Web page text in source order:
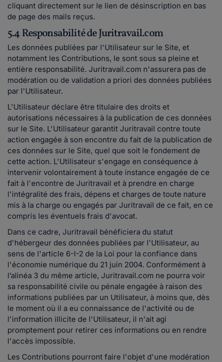
cliquant directement sur le lien de désinscription en bas
de page des mails reçus.
5.4 Responsabilité de Juritravail.com
Les données publiées par l'Utilisateur sur le Site, et
notamment les Contributions, le sont sous sa pleine et
entière responsabilité. Juritravail.com n'assurera pas de
modération ou de validation a priori des données publiées
par l'Utilisateur.
L'Utilisateur déclare être titulaire des droits et
autorisations nécessaires à la publication de ces données
sur le Site. L'Utilisateur garantit Juritravail contre toute
action engagée à son encontre du fait de la publication de
ces données sur le Site, quel que soit le fondement de
cette action. L'Utilisateur s'engage en conséquence à
intervenir volontairement à toute instance engagée de ce
fait à l'encontre de Juritravail et à prendre en charge
l'intégralité des frais, dépens et charges de toute nature
mis à la charge ou engagés par Juritravail de ce fait, en ce
compris les éventuels frais d'avocat.
Dans ce cadre, Juritravail bénéficiera du statut
d'hébergeur des données publiées par l'Utilisateur, au
sens de l'article 6-I-2 de la Loi pour la confiance dans
l'économie numérique du 21 juin 2004. Conformément à
l’alinéa 3 du même article, Juritravail.com ne pourra voir
sa responsabilité civile ou pénale engagée à raison des
informations publiées par un Utilisateur, à moins que, dès
le moment où il a eu connaissance de l'activité ou de
l'information illicite de l'Utilisateur, il n'ait agi
promptement pour retirer ces informations ou en rendre
l'accès impossible.
Les Contributions pourront faire l'objet d'une modération